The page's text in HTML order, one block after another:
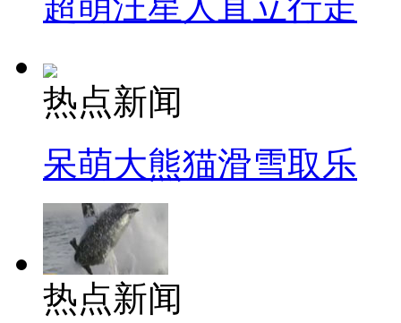
热点新闻
呆萌大熊猫滑雪取乐
热点新闻